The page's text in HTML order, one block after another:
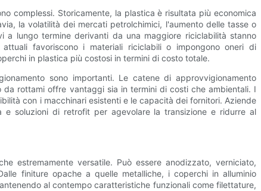
complessi. Storicamente, la plastica è risultata più economica
la volatilità dei mercati petrolchimici, l'aumento delle tasse o
a lungo termine derivanti da una maggiore riciclabilità stanno
favoriscono i materiali riciclabili o impongono oneri di
in plastica più costosi in termini di costo totale.
sono importanti. Le catene di approvvigionamento
rottami offre vantaggi sia in termini di costi che ambientali. I
con i macchinari esistenti e le capacità dei fornitori. Aziende
e soluzioni di retrofit per agevolare la transizione e ridurre al
estremamente versatile. Può essere anodizzato, verniciato,
finiture opache a quelle metalliche, i coperchi in alluminio
al contempo caratteristiche funzionali come filettature,